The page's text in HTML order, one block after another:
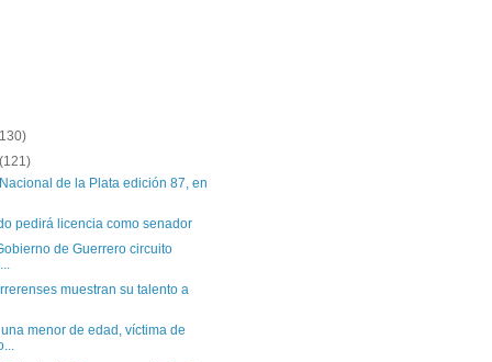
(121)
de la Plata edición 87, en
pedirá licencia como senador
de Guerrero circuito
muestran su talento a
menor de edad, víctima de